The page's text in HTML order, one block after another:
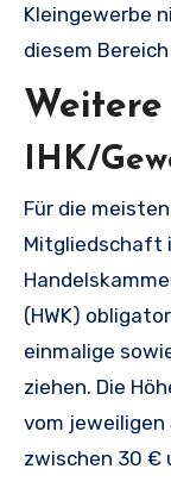
Kleingewerbe
diesem
IHK/
Für die
Mitgliedschaft
(HWK)
einmalige
ziehen. Die
vom jeweiligen
zwischen 30 €